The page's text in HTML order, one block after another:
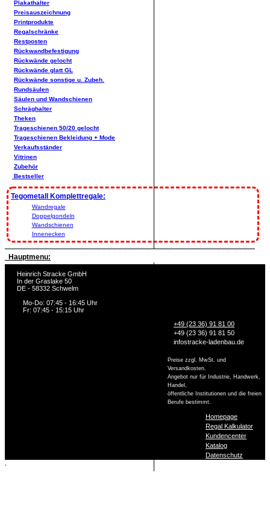
Plakathalter
Preisauszeichnung
Printprodukte
Regalschränke
Restposten
Rückwandbefestigung
Rückwände gelocht
Rückwände glatt GL
Rückwände sonstige u. Zubeh.
Rundsäulen
Säulen und Wandschienen
Schräghalter
Theken
Trageschienen 50/20 gelocht
Trageschienen Bekleidung + Mode
Verkaufsständer
Vitrinen
Zubehör
Bestseller
Tegometall Komplettregale:
Wandregale
Doppelgondeln
Wandschienen
Innenecken
Hauptmenu:
Heinrich Stracke GmbH
In der Graslake 50
DE - 58332 Schwelm
Mo-Do: 07:45 - 16:45 Uhr
Fr: 07:45 - 15:15 Uhr
+49 (23 36) 91 81 00
+49 (23 36) 91 81 50
infostracke-ladenbau.de
Preise zzgl. MwSt. und
Versandkosten.
Angebot nur für Industrie, Handwerk,
Handel,
öffentliche Institutionen und die freien
Berufe bestimmt.
Homepage
Regal Kalkulator
Kundencenter
Katalog
Datenschutz